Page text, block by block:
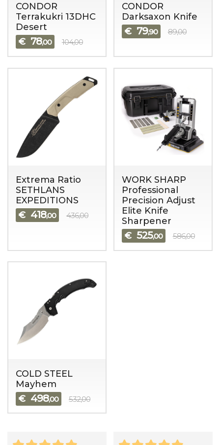
CONDOR
Terrakukri 13DHC
Desert
€ 78,00 104,00
CONDOR
Darksaxon Knife
€ 79,90 89,00
Extrema Ratio
SETHLANS
EXPEDITIONS
€ 418,00 436,00
WORK SHARP
Professional
Precision Adjust
Elite Knife
Sharpener
€ 525,00 586,00
COLD STEEL
Mayhem
€ 498,00 532,00